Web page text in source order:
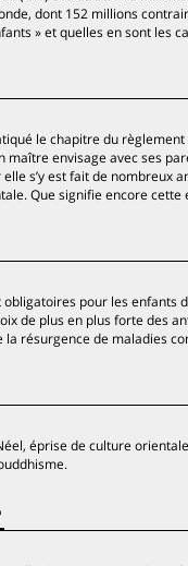
dont 152 millions
» et quelles en sont les
le chapitre du
envisage avec ses
s’y est fait de nombreux
Que signifie encore cette
pour les enfants
de plus en plus forte des
résurgence de maladies
éprise de culture